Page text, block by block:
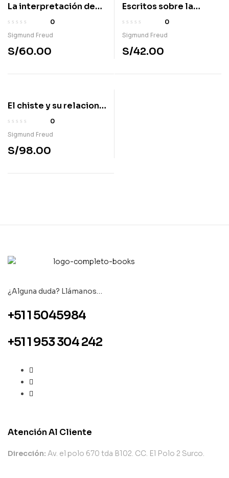
La interpretación de
los sueños 2
0
Sigmund Freud
S/60.00
Escritos sobre la
histeria
0
Sigmund Freud
S/42.00
El chiste y su relacion
con lo inconsciente
0
Sigmund Freud
S/98.00
¿Alguna duda? Llámanos…
+51 1 5045984
+51 1 953 304 242
Atención Al Cliente
Dirección: Av. el polo 670 tda B102. CC. El Polo 2 Surco.